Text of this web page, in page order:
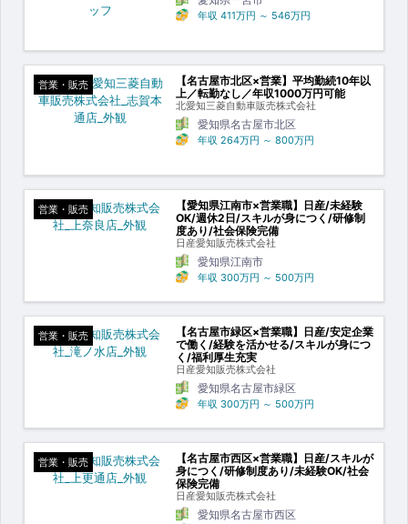
年収 411万円 ～ 546万円
営業・販売
【名古屋市北区×営業】平均勤続10年以
上／転勤なし／年収1000万円可能
北愛知三菱自動車販売株式会社
愛知県名古屋市北区
年収 264万円 ～ 800万円
営業・販売
【愛知県江南市×営業職】日産/未経験
OK/週休2日/スキルが身につく/研修制
度あり/社会保険完備
日産愛知販売株式会社
愛知県江南市
年収 300万円 ～ 500万円
営業・販売
【名古屋市緑区×営業職】日産/安定企業
で働く/経験を活かせる/スキルが身につ
く/福利厚生充実
日産愛知販売株式会社
愛知県名古屋市緑区
年収 300万円 ～ 500万円
営業・販売
【名古屋市西区×営業職】日産/スキルが
身につく/研修制度あり/未経験OK/社会
保険完備
日産愛知販売株式会社
愛知県名古屋市西区